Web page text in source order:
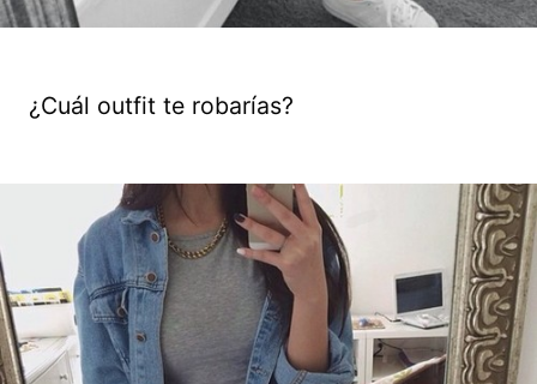
¿Cuál outfit te robarías?